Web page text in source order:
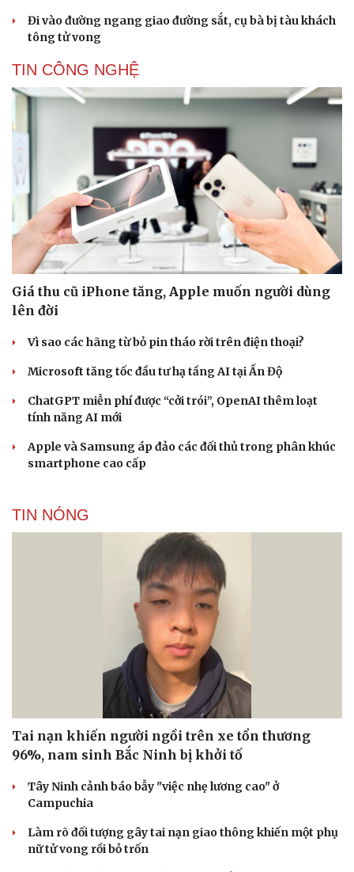
Cải chính
Đi vào đường ngang giao đường sắt, cụ bà bị tàu khách
tông tử vong
TIN CÔNG NGHỆ
Giá thu cũ iPhone tăng, Apple muốn người dùng
lên đời
Vì sao các hãng từ bỏ pin tháo rời trên điện thoại?
Microsoft tăng tốc đầu tư hạ tầng AI tại Ấn Độ
ChatGPT miễn phí được “cởi trói”, OpenAI thêm loạt
tính năng AI mới
Apple và Samsung áp đảo các đối thủ trong phân khúc
smartphone cao cấp
TIN NÓNG
Tai nạn khiến người ngồi trên xe tổn thương
96%, nam sinh Bắc Ninh bị khởi tố
Tây Ninh cảnh báo bẫy "việc nhẹ lương cao" ở
Campuchia
Làm rõ đối tượng gây tai nạn giao thông khiến một phụ
nữ tử vong rồi bỏ trốn